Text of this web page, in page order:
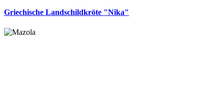
Griechische Landschildkröte "Nika"